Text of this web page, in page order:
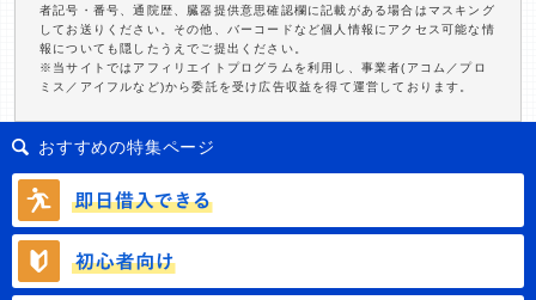
者記号・番号、通院歴、臓器提供意思確認欄に記載がある場合はマスキング
してお送りください。その他、バーコードなど個人情報にアクセス可能な情
報についても隠したうえでご提出ください。
※当サイトではアフィリエイトプログラムを利用し、事業者(アコム／プロ
ミス／アイフルなど)から委託を受け広告収益を得て運営しております。
おすすめの特集ページ